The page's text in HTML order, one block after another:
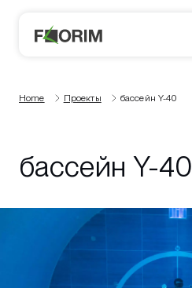
Home Проекты бассейн Y-40
бассейн Y-40